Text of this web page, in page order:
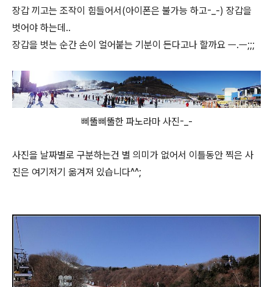
장갑 끼고는 조작이 힘들어서(아이폰은 불가능 하고-_-) 장갑을
벗어야 하는데..
장갑을 벗는 순간 손이 얼어붙는 기분이 든다고나 할까요 ㅡ.ㅡ;;;
삐뚤삐뚤한 파노라마 사진-_-
사진을 날짜별로 구분하는건 별 의미가 없어서 이틀동안 찍은 사
진은 여기저기 옮겨져 있습니다^^;